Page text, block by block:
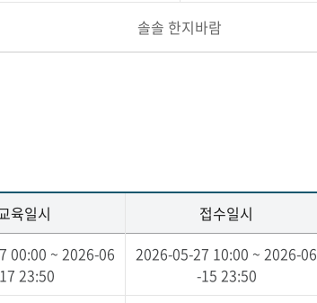
솔솔 한지바람
육일시 접수일시
00:00 ~ 2026-06
23:50
2026-05-27 10:00 ~ 2026-06
-15 23:50